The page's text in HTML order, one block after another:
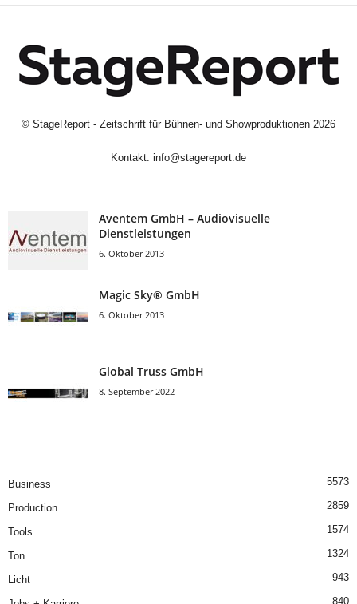
© StageReport - Zeitschrift für Bühnen- und Showproduktionen 2026
Kontakt: info@stagereport.de
Aventem GmbH – Audiovisuelle
Dienstleistungen
6. Oktober 2013
Magic Sky® GmbH
6. Oktober 2013
Global Truss GmbH
8. September 2022
Business 5573
Production 2859
Tools 1574
Ton 1324
Licht 943
840